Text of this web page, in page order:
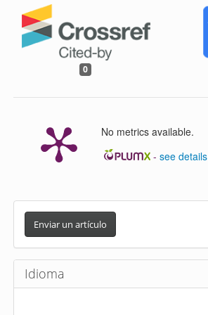
0
No metrics available.
-see details
E
v
i
a
Enviar un artículo
Idioma